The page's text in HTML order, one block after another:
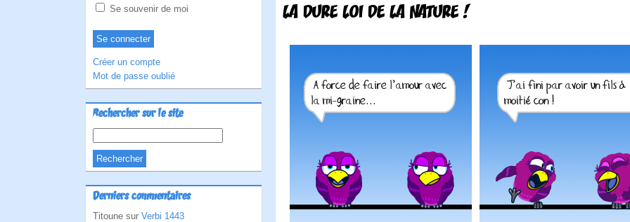
Se souvenir de moi
Créer un compte
Mot de passe oublié
Rechercher sur le site
Derniers commentaires
Titoune sur Verbi 1443
LA DURE LOI DE LA NATURE !